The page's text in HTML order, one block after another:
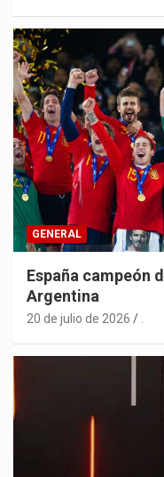
GENERAL
España campeón
Argentina
20 de julio de 2026